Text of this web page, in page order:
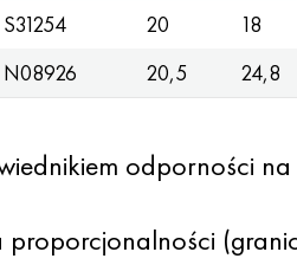
S31254 20 18
N08926 20,5 24,8
odporności